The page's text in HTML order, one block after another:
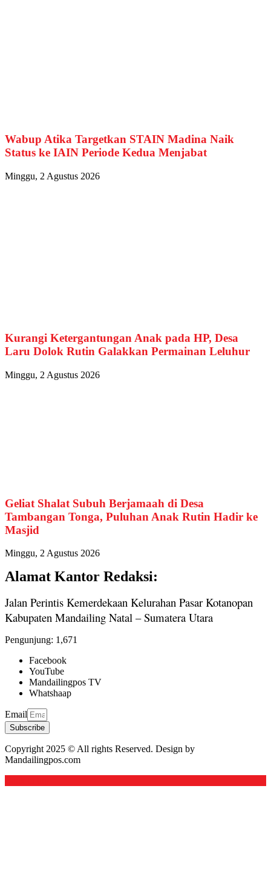
Wabup Atika Targetkan STAIN Madina Naik
Status ke IAIN Periode Kedua Menjabat
Minggu, 2 Agustus 2026
Kurangi Ketergantungan Anak pada HP, Desa
Laru Dolok Rutin Galakkan Permainan Leluhur
Minggu, 2 Agustus 2026
Geliat Shalat Subuh Berjamaah di Desa
Tambangan Tonga, Puluhan Anak Rutin Hadir ke
Masjid
Minggu, 2 Agustus 2026
Alamat Kantor Redaksi:
Jalan Perintis Kemerdekaan Kelurahan Pasar Kotanopan
Kabupaten Mandailing Natal – Sumatera Utara
Pengunjung: 1,671
Facebook
YouTube
Mandailingpos TV
Whatshaap
Email
Subscribe
Copyright 2025 © All rights Reserved. Design by
Mandailingpos.com